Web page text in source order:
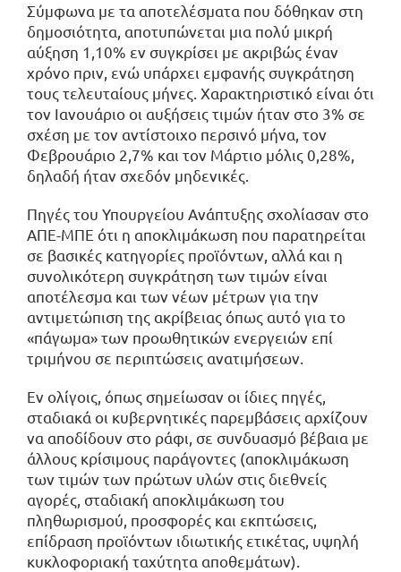
Σύμφωνα με τα αποτελέσματα που δόθηκαν στη
δημοσιότητα, αποτυπώνεται μια πολύ μικρή
αύξηση 1,10% εν συγκρίσει με ακριβώς έναν
χρόνο πριν, ενώ υπάρχει εμφανής συγκράτηση
τους τελευταίους μήνες. Χαρακτηριστικό είναι ότι
τον Ιανουάριο οι αυξήσεις τιμών ήταν στο 3% σε
σχέση με τον αντίστοιχο περσινό μήνα, τον
Φεβρουάριο 2,7% και τον Μάρτιο μόλις 0,28%,
δηλαδή ήταν σχεδόν μηδενικές.
Πηγές του Υπουργείου Ανάπτυξης σχολίασαν στο
ΑΠΕ-ΜΠΕ ότι η αποκλιμάκωση που παρατηρείται
σε βασικές κατηγορίες προϊόντων, αλλά και η
συνολικότερη συγκράτηση των τιμών είναι
αποτέλεσμα και των νέων μέτρων για την
αντιμετώπιση της ακρίβειας όπως αυτό για το
«πάγωμα» των προωθητικών ενεργειών επί
τριμήνου σε περιπτώσεις ανατιμήσεων.
Εν ολίγοις, όπως σημείωσαν οι ίδιες πηγές,
σταδιακά οι κυβερνητικές παρεμβάσεις αρχίζουν
να αποδίδουν στο ράφι, σε συνδυασμό βέβαια με
άλλους κρίσιμους παράγοντες (αποκλιμάκωση
των τιμών των πρώτων υλών στις διεθνείς
αγορές, σταδιακή αποκλιμάκωση του
πληθωρισμού, προσφορές και εκπτώσεις,
επίδραση προϊόντων ιδιωτικής ετικέτας, υψηλή
κυκλοφοριακή ταχύτητα αποθεμάτων).